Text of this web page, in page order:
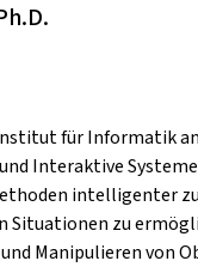
für Informatik
Interaktive
intelligenter
zu
Manipulieren von